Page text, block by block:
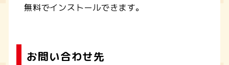
無料でインストールできます。
お問い合わせ先